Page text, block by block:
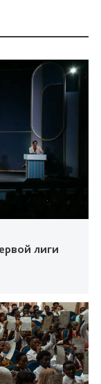
лиги